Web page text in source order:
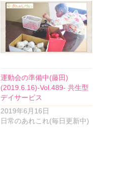
運動会の準備中(藤田)
(2019.6.16)-Vol.489- 共生型
デイサービス
2019年6月16日
日常のあれこれ(毎日更新中)